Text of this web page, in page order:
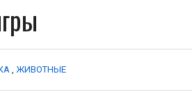
, ЖИВОТНЫЕ